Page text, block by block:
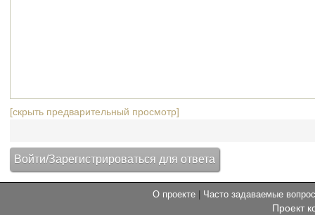
[скрыть предварительный просмотр]
О проекте Часто задаваемые
Проект